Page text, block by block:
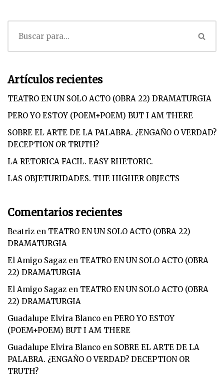
Artículos recientes
TEATRO EN UN SOLO ACTO (OBRA 22) DRAMATURGIA
PERO YO ESTOY (POEM+POEM) BUT I AM THERE
SOBRE EL ARTE DE LA PALABRA. ¿ENGAÑO O VERDAD?
DECEPTION OR TRUTH?
LA RETORICA FACIL. EASY RHETORIC.
LAS OBJETURIDADES. THE HIGHER OBJECTS
Comentarios recientes
Beatriz en TEATRO EN UN SOLO ACTO (OBRA 22)
DRAMATURGIA
El Amigo Sagaz en TEATRO EN UN SOLO ACTO (OBRA
22) DRAMATURGIA
El Amigo Sagaz en TEATRO EN UN SOLO ACTO (OBRA
22) DRAMATURGIA
Guadalupe Elvira Blanco en PERO YO ESTOY
(POEM+POEM) BUT I AM THERE
Guadalupe Elvira Blanco en SOBRE EL ARTE DE LA
PALABRA. ¿ENGAÑO O VERDAD? DECEPTION OR
TRUTH?